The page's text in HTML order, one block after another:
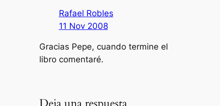
Rafael Robles
11 Nov 2008
Gracias Pepe, cuando termine el
libro comentaré.